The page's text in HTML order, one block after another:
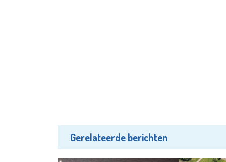
Gerelateerde berichten